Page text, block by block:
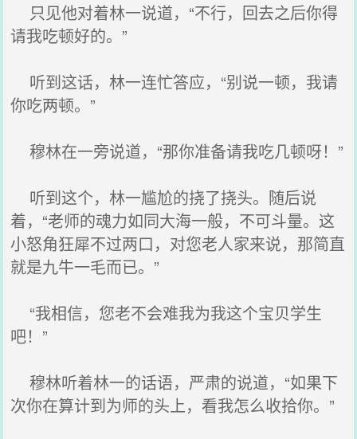
只见他对着林一说道，“不行，回去之后你得
请我吃顿好的。”
听到这话，林一连忙答应，“别说一顿，我请
你吃两顿。”
穆林在一旁说道，“那你准备请我吃几顿呀！”
听到这个，林一尴尬的挠了挠头。随后说
着，“老师的魂力如同大海一般，不可斗量。这
小怒角狂犀不过两口，对您老人家来说，那简直
就是九牛一毛而已。”
“我相信，您老不会难我为我这个宝贝学生
吧！”
穆林听着林一的话语，严肃的说道，“如果下
次你在算计到为师的头上，看我怎么收拾你。”